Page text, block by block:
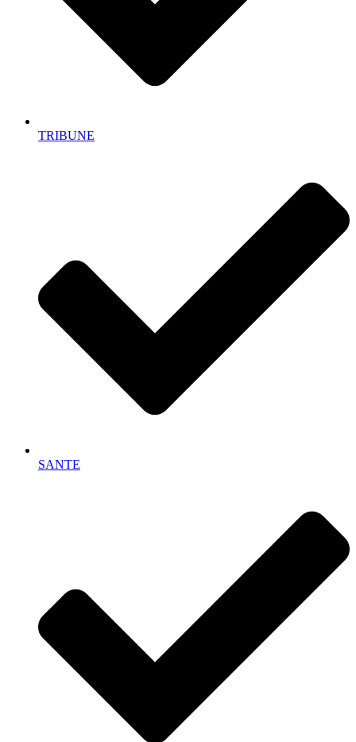
TRIBUNE
SANTE